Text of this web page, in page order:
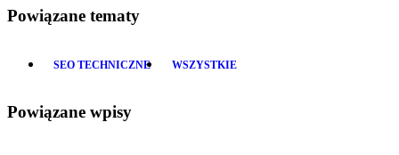
Powiązane tematy
SEO TECHNICZNE WSZYSTKIE
Powiązane wpisy